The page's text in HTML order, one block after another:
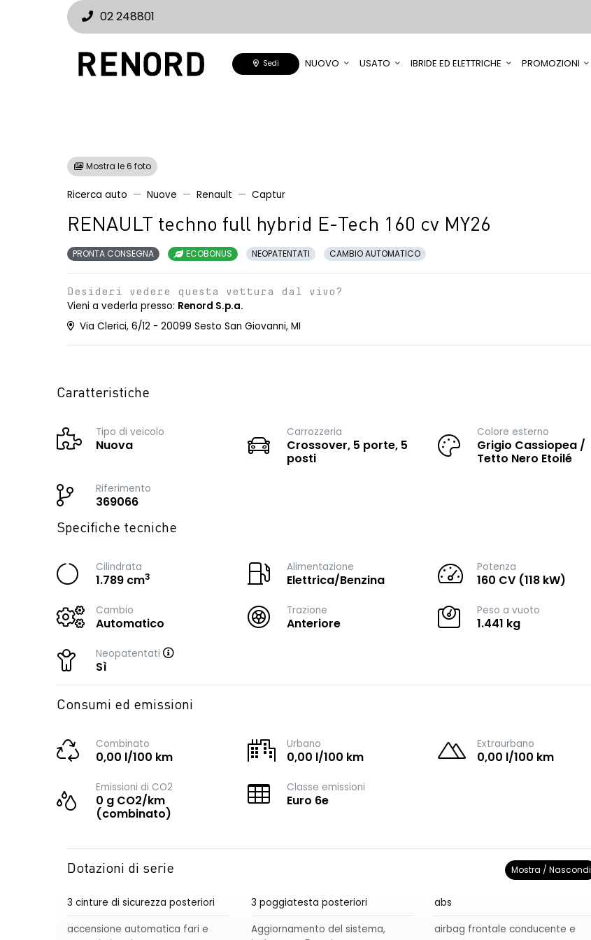
02 248801
Sedi NUOVO USATO IBRIDE ED ELETTRICHE PROMOZIONI
Mostra le 6 foto
Ricerca auto Nuove Renault Captur
RENAULT techno full hybrid E-Tech 160 cv MY26
PRONTA CONSEGNA ECOBONUS NEOPATENTATI CAMBIO AUTOMATICO
Desideri vedere questa vettura dal vivo?
Vieni a vederla presso: Renord S.p.a.
Via Clerici, 6/12 - 20099 Sesto San Giovanni, MI
Caratteristiche
Tipo di veicolo
Nuova
Carrozzeria
Crossover, 5 porte, 5
posti
Colore esterno
Grigio Cassiopea /
Tetto Nero Etoilé
Riferimento
369066
Specifiche tecniche
Cilindrata
1.789 cm3
Alimentazione
Elettrica/Benzina
Potenza
160 CV (118 kW)
Cambio
Automatico
Trazione
Anteriore
Peso a vuoto
1.441 kg
Neopatentati
Sì
Consumi ed emissioni
Combinato
0,00 l/100 km
Urbano
0,00 l/100 km
Extraurbano
0,00 l/100 km
Emissioni di CO2
0 g CO2/km
(combinato)
Classe emissioni
Euro 6e
Dotazioni di serie Mostra / Nascondi
3 cinture di sicurezza posteriori 3 poggiatesta posteriori
abs
accensione automatica fari e
Aggiornamento del sistema,
airbag frontale conducente e